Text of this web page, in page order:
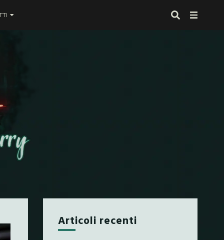
proprio alla fine
Articoli recenti